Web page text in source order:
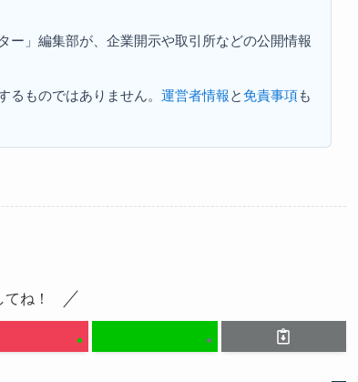
ー」編集部が、企業開示や取引所などの公開情報
ものではありません。 運営者情報と免責事項も
ね！